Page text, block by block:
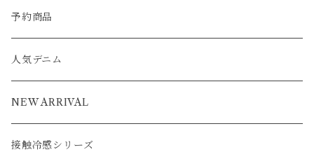
アウター
ジャケット
ベスト
カーディガン
ブルゾン
パーカー
ベスト
ポンチョ
アウター
ジャケット
コート
ベスト
予約商品
人気デニム
NEW ARRIVAL
接触冷感シリーズ